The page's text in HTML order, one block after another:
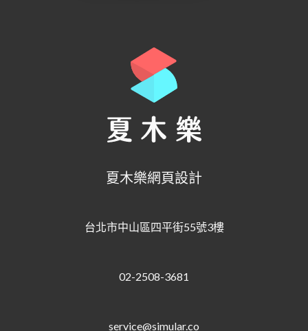
夏木樂網頁設計
台北市中山區四平街55號3樓
02-2508-3681
service@simular.co